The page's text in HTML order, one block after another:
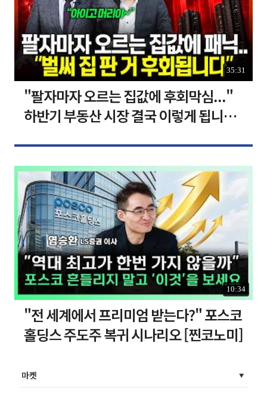
35:31
"팔자마자 오르는 집값에 후회막심..."
하반기 부동산 시장 결국 이렇게 됩니다 I
10:34
"전 세계에서 프리미엄 받는다?" 포스코
홀딩스 주도주 복귀 시나리오 [찐코노미]
마켓